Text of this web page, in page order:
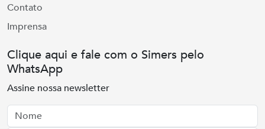
Contato
Imprensa
Clique aqui e fale com o Simers pelo
WhatsApp
Assine nossa newsletter
Nome
Email